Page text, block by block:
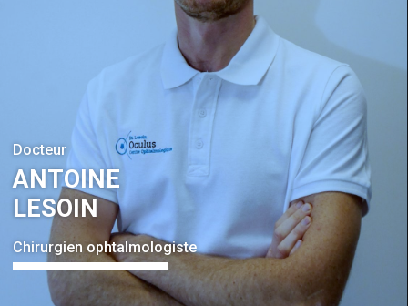
Docteur
ANTOINE
LESOIN
Chirurgien ophtalmologiste